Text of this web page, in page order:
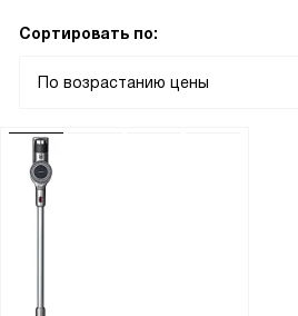
Сортировать по:
По возрастанию цены